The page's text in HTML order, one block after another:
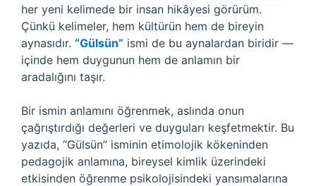
her yeni kelimede bir insan hikâyesi görürüm.
Çünkü kelimeler, hem kültürün hem de bireyin
aynasıdır. “Gülsün” ismi de bu aynalardan biridir —
içinde hem duygunun hem de anlamın bir
aradalığını taşır.
Bir ismin anlamını öğrenmek, aslında onun
çağrıştırdığı değerleri ve duyguları keşfetmektir. Bu
yazıda, “Gülsün” isminin etimolojik kökeninden
pedagojik anlamına, bireysel kimlik üzerindeki
etkisinden öğrenme psikolojisindeki yansımalarına